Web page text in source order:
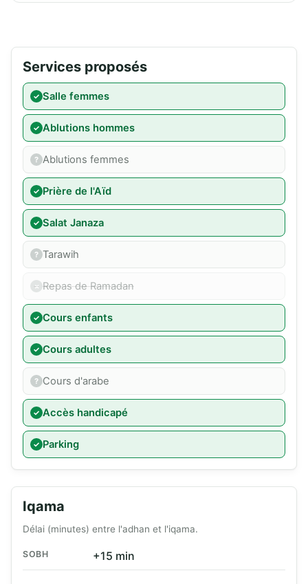
Services proposés
Salle femmes
Ablutions hommes
Ablutions femmes
Prière de l'Aïd
Salat Janaza
Tarawih
Repas de Ramadan
Cours enfants
Cours adultes
Cours d'arabe
Accès handicapé
Parking
Iqama
Délai (minutes) entre l'adhan et l'iqama.
SOBH +15 min